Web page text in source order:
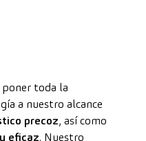
toda la
a nuestro alcance
precoz, así como
eficaz. Nuestro